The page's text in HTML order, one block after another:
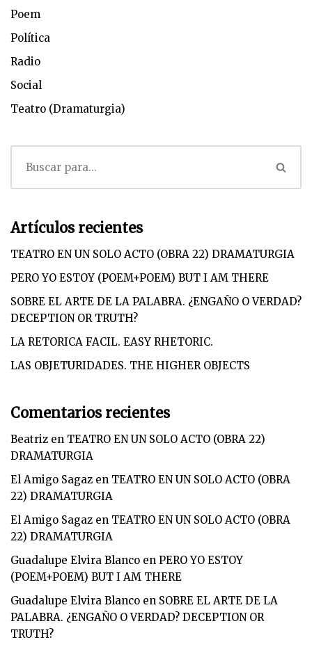
Poem
Política
Radio
Social
Teatro (Dramaturgia)
Artículos recientes
TEATRO EN UN SOLO ACTO (OBRA 22) DRAMATURGIA
PERO YO ESTOY (POEM+POEM) BUT I AM THERE
SOBRE EL ARTE DE LA PALABRA. ¿ENGAÑO O VERDAD?
DECEPTION OR TRUTH?
LA RETORICA FACIL. EASY RHETORIC.
LAS OBJETURIDADES. THE HIGHER OBJECTS
Comentarios recientes
Beatriz en TEATRO EN UN SOLO ACTO (OBRA 22)
DRAMATURGIA
El Amigo Sagaz en TEATRO EN UN SOLO ACTO (OBRA
22) DRAMATURGIA
El Amigo Sagaz en TEATRO EN UN SOLO ACTO (OBRA
22) DRAMATURGIA
Guadalupe Elvira Blanco en PERO YO ESTOY
(POEM+POEM) BUT I AM THERE
Guadalupe Elvira Blanco en SOBRE EL ARTE DE LA
PALABRA. ¿ENGAÑO O VERDAD? DECEPTION OR
TRUTH?